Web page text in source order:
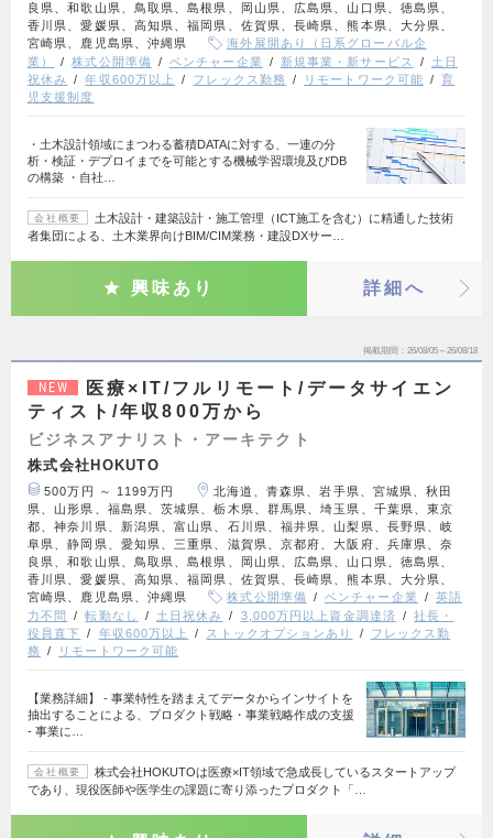
良県、和歌山県、鳥取県、島根県、岡山県、広島県、山口県、徳島県、
香川県、愛媛県、高知県、福岡県、佐賀県、長崎県、熊本県、大分県、
宮崎県、鹿児島県、沖縄県
海外展開あり（日系グローバル企
業）
株式公開準備 ベンチャー企業 新規事業・新サービス
土日
祝休み
年収600万以上 フレックス勤務 リモートワーク可能
育
児支援制度
・土木設計領域にまつわる蓄積DATAに対する、一連の分
析・検証・デプロイまでを可能とする機械学習環境及びDB
の構築 ・自社…
会社概要
土木設計・建築設計・施工管理（ICT施工を含む）に精通した技術
者集団による、土木業界向けBIM/CIM業務・建設DXサー…
興味あり 詳細へ
掲載期間 26/08/05～26/08/18
NEW
医療×IT/フルリモート/データサイエン
ティスト/年収800万から
ビジネスアナリスト・アーキテクト
株式会社HOKUTO
500万円 ～ 1199万円
北海道、青森県、岩手県、宮城県、秋田
県、山形県、福島県、茨城県、栃木県、群馬県、埼玉県、千葉県、東京
都、神奈川県、新潟県、富山県、石川県、福井県、山梨県、長野県、岐
阜県、静岡県、愛知県、三重県、滋賀県、京都府、大阪府、兵庫県、奈
良県、和歌山県、鳥取県、島根県、岡山県、広島県、山口県、徳島県、
香川県、愛媛県、高知県、福岡県、佐賀県、長崎県、熊本県、大分県、
宮崎県、鹿児島県、沖縄県
株式公開準備 ベンチャー企業
英語
力不問
転勤なし 土日祝休み 3,000万円以上資金調達済
社長・
役員直下
年収600万以上 ストックオプションあり
フレックス勤
務
リモートワーク可能
【業務詳細】 - 事業特性を踏まえてデータからインサイトを
抽出することによる、プロダクト戦略・事業戦略作成の支援
- 事業に…
会社概要
株式会社HOKUTOは医療×IT領域で急成長しているスタートアップ
であり、現役医師や医学生の課題に寄り添ったプロダクト「…